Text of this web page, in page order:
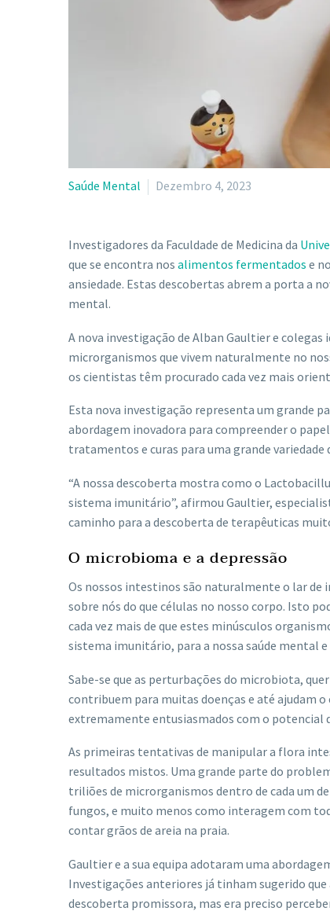
Saúde Mental Dezembro 4, 2023
Investigadores da Faculdade de Medicina da
que se encontra nos alimentos fermentados e
ansiedade. Estas descobertas abrem a porta a
mental.
A nova investigação de Alban Gaultier e
microrganismos que vivem naturalmente no
os cientistas têm procurado cada vez mais
Esta nova investigação representa um grande
abordagem inovadora para compreender o
tratamentos e curas para uma grande
“A nossa descoberta mostra como o
sistema imunitário”, afirmou Gaultier,
caminho para a descoberta de terapêuticas
O microbioma e a depressão
Os nossos intestinos são naturalmente o lar de
sobre nós do que células no nosso corpo. Isto
cada vez mais de que estes minúsculos
sistema imunitário, para a nossa saúde mental
Sabe-se que as perturbações do microbiota,
contribuem para muitas doenças e até ajudam
extremamente entusiasmados com o potencial
As primeiras tentativas de manipular a flora
resultados mistos. Uma grande parte do
triliões de microrganismos dentro de cada um
fungos, e muito menos como interagem com
contar grãos de areia na praia.
Gaultier e a sua equipa adotaram uma
Investigações anteriores já tinham sugerido
descoberta promissora, mas era preciso